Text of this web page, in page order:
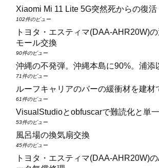
Xiaomi Mi 11 Lite 5G突然死からの復活
102件のビュー
トヨタ・エスティマ(DAA‑AHR20W)
モール交換
90件のビュー
沖縄の不発弾。沖縄本島に90%。浦添
71件のビュー
ルーフキャリアのバーの緩衝材を建材
61件のビュー
VisualStudioとobfuscarで難読化と単
53件のビュー
風呂場の換気扇交換
45件のビュー
トヨタ・エスティマ(DAA‑AHR20W)